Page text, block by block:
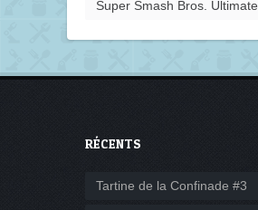
Super Smash Bros. Ultimate
RÉCENTS
Tartine de la Confinade #3